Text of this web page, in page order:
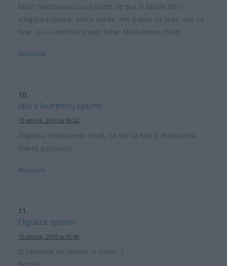
facut mancarea cu un piept de pui si fasole de o
singura culoare, adica verde. Am papat cu orez, asa ca
tine, si s-a potrivit super bine. Multumesc mult!
Răspunde
laura laurentiu spune:
15 aprilie, 2010 la 06:22
Olgutza, multumesc mult, sa stii ca fost o mancarica
foarte gustoasa!
Răspunde
Olgutza spune:
15 aprilie, 2010 la 05:46
O nebunie de arome si culori ;)